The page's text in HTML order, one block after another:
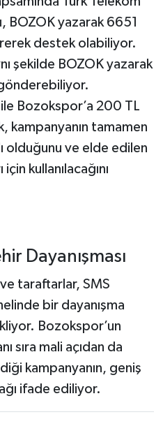
BOZOK yazarak 6651
destek olabiliyor.
şekilde BOZOK yazarak
Bozokspor’a 200 TL
kampanyanın tamamen
olduğunu ve elde edilen
kullanılacağını
Dayanışması
taraftarlar, SMS
bir dayanışma
Bozokspor’un
sıra mali açıdan da
kampanyanın, geniş
ifade ediliyor.